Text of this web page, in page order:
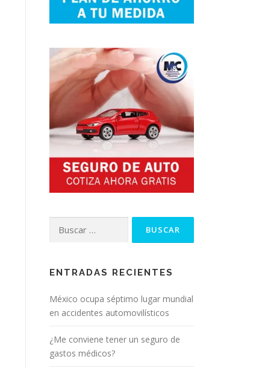
ENTRADAS RECIENTES
México ocupa séptimo lugar mundial
en accidentes automovilísticos
¿Me conviene tener un seguro de
gastos médicos?